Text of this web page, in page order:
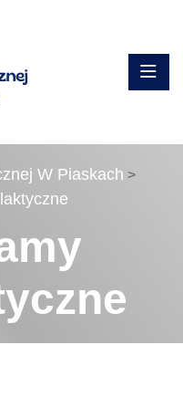
W Piaskach >